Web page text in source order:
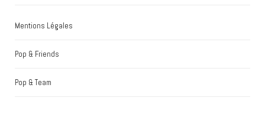
Mentions Légales
Pop & Friends
Pop & Team